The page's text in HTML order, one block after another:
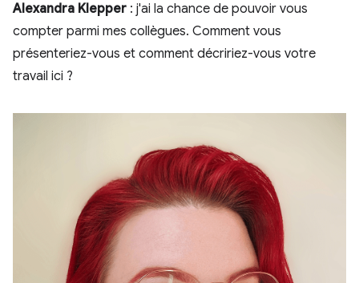
Alexandra Klepper : j'ai la chance de pouvoir vous
compter parmi mes collègues. Comment vous
présenteriez-vous et comment décririez-vous votre
travail ici ?